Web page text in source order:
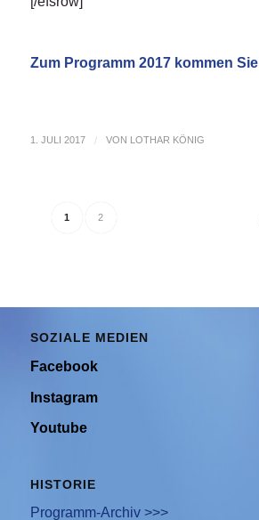
Zum Programm 2017 kommen Sie
1. JULI 2017 / VON LOTHAR KÖNIG
1 2
SOZIALE MEDIEN
Facebook
Instagram
Youtube
HISTORIE
Programm-Archiv >>>